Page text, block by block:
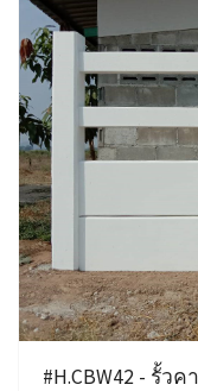
#H.CBW42 - รั้ว